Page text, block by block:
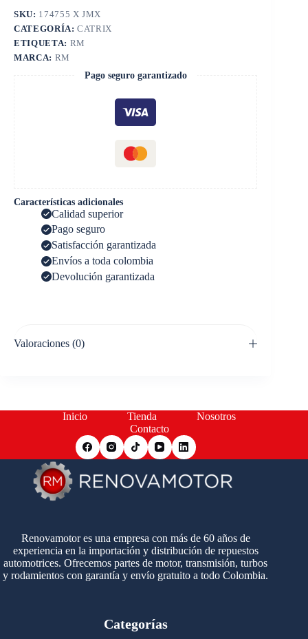
SKU: 174755 X JMX
CATEGORÍA:CATRIX
ETIQUETA: RM
MARCA: RM
Pago seguro garantizado
Características adicionales
Calidad superior
Pago seguro
Satisfacción garantizada
Envíos a toda colombia
Devolución garantizada
Valoraciones (0)
Inicio Tienda
Nosotros
Contacto
Renovamotor es una empresa con más de 60 años de
experiencia en la importación y distribución de repuestos
automotrices. Ofrecemos partes de motor, transmisión, turbos
y rodamientos con garantía y envío gratuito a todo Colombia.
Categorías